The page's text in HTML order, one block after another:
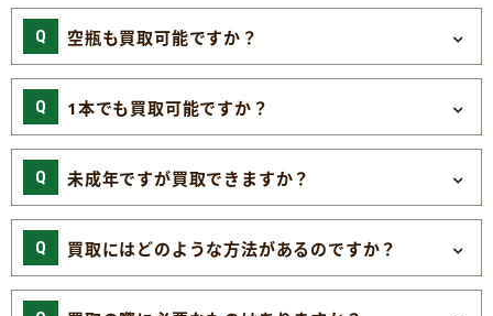
空瓶も買取可能ですか？
1本でも買取可能ですか？
未成年ですが買取できますか？
買取にはどのような方法があるのですか？